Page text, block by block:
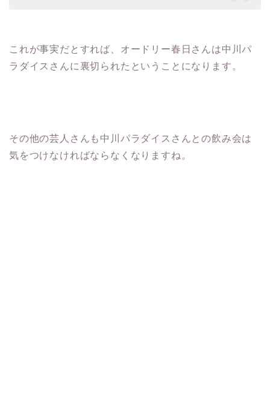
これが事実だとすれば、オードリー春日さんは中川パ
ラダイスさんに裏切られたということになります。
その他の芸人さんも中川パラダイスさんとの飲み会は
気をつけなければならなくなりますね。